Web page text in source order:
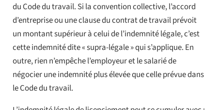
du Code du travail. Si la convention collective, l’accord
d’entreprise ou une clause du contrat de travail prévoit
un montant supérieur à celui de l’indemnité légale, c’est
cette indemnité dite « supra-légale » qui s’applique. En
outre, rien n’empêche l’employeur et le salarié de
négocier une indemnité plus élevée que celle prévue dans
le Code du travail.